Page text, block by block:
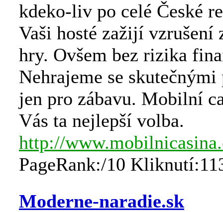
kdeko-liv po celé České
Vaši hosté zažijí vzrušení
hry. Ovšem bez rizika
Nehrajeme se skutečnými
jen pro zábavu. Mobilní
Vás ta nejlepší volba.
http://
PageRank:/10
Moderne-naradie.sk